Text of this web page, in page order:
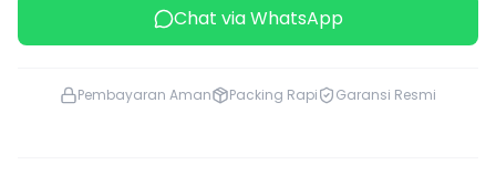
Chat via WhatsApp
Pembayaran Aman Packing Rapi Garansi Resmi